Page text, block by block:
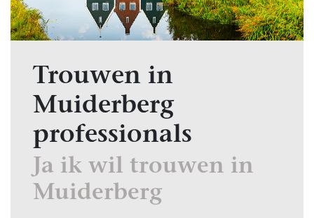
Trouwen in
Muiderberg
professionals
Ja ik wil trouwen in
Muiderberg